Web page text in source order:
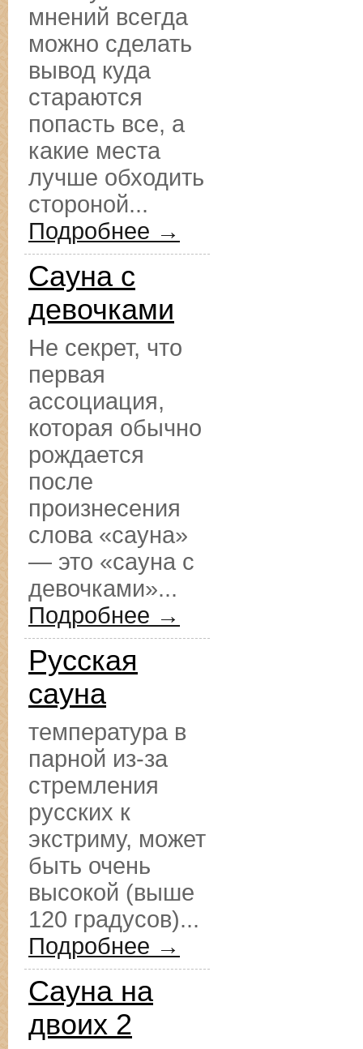
мнений всегда
можно сделать
вывод куда
стараются
попасть все, а
какие места
лучше обходить
стороной...
Подробнее →
Сауна с
девочками
Не секрет, что
первая
ассоциация,
которая обычно
рождается
после
произнесения
слова «сауна»
— это «сауна с
девочками»...
Подробнее →
Русская
сауна
температура в
парной из-за
стремления
русских к
экстриму, может
быть очень
высокой (выше
120 градусов)...
Подробнее →
Сауна на
двоих 2